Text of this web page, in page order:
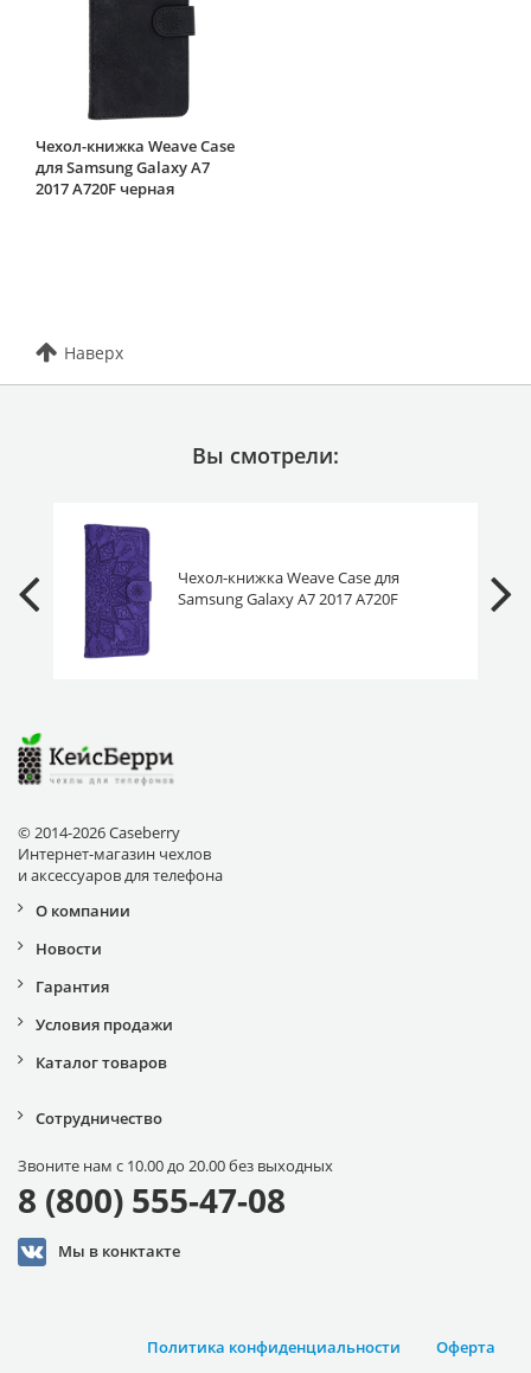
Чехол-книжка Weave Case
для Samsung Galaxy A7
2017 A720F черная
Наверх
Вы смотрели:
Чехол-книжка Weave Case для
Samsung Galaxy A7 2017 A720F
© 2014-2026 Caseberry
Интернет-магазин чехлов
и аксессуаров для телефона
О компании
Новости
Гарантия
Условия продажи
Каталог товаров
Сотрудничество
Звоните нам с 10.00 до 20.00 без выходных
8 (800) 555-47-08
Мы в конктакте
Оферта
Политика конфиденциальности